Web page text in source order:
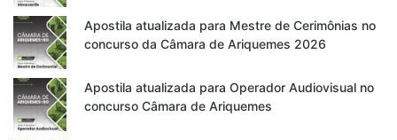
Apostila atualizada para Mestre de Cerimônias no
concurso da Câmara de Ariquemes 2026
Apostila atualizada para Operador Audiovisual no
concurso Câmara de Ariquemes